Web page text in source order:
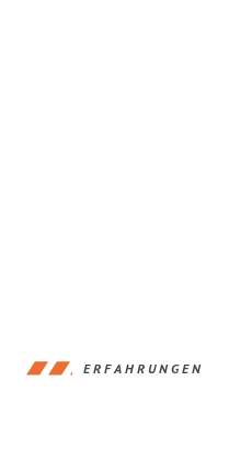
ERFAHRUNGEN